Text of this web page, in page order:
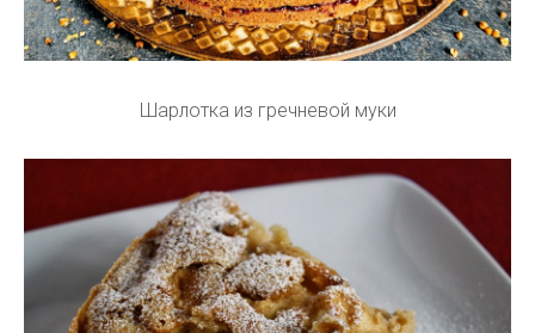
Шарлотка из гречневой муки